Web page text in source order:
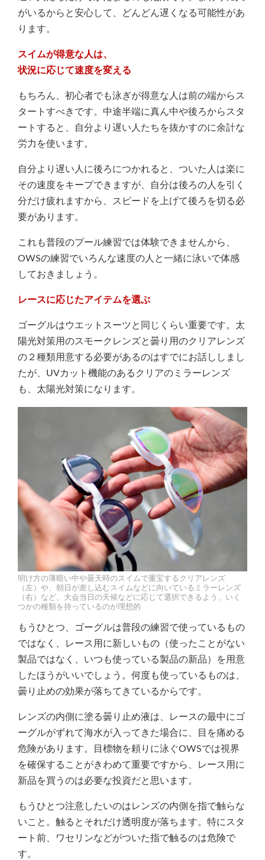
がいるからと安心して、どんどん遅くなる可能性があ
ります。
スイムが得意な人は、
状況に応じて速度を変える
もちろん、初心者でも泳ぎが得意な人は前の端からス
タートすべきです。中途半端に真ん中や後ろからスタ
ートすると、自分より遅い人たちを抜かすのに余計な
労力を使います。
自分より遅い人に後ろにつかれると、ついた人は楽に
その速度をキープできますが、自分は後ろの人を引く
分だけ疲れますから、スピードを上げて後ろを切る必
要があります。
これも普段のプール練習では体験できませんから、
OWSの練習でいろんな速度の人と一緒に泳いで体感
しておきましょう。
レースに応じたアイテムを選ぶ
ゴーグルはウエットスーツと同じくらい重要です。太
陽光対策用のスモークレンズと曇り用のクリアレンズ
の２種類用意する必要があるのはすでにお話ししまし
たが、UVカット機能のあるクリアのミラーレンズ
も、太陽光対策になります。
明け方の薄暗い中や曇天時のスイムで重宝するクリアレンズ
（左）や、朝日が差し込むスイムなどに向いているミラーレンズ
（右）など、大会当日の天候などに応じて選択できるよう、いく
つかの種類を持っているのが理想的
もうひとつ、ゴーグルは普段の練習で使っているもの
ではなく、レース用に新しいもの（使ったことがない
製品ではなく、いつも使っている製品の新品）を用意
したほうがいいでしょう。何度も使っているものは、
曇り止めの効果が落ちてきているからです。
レンズの内側に塗る曇り止め液は、レースの最中にゴ
ーグルがずれて海水が入ってきた場合に、目を痛める
危険があります。目標物を頼りに泳ぐOWSでは視界
を確保することがきわめて重要ですから、レース用に
新品を買うのは必要な投資だと思います。
もうひとつ注意したいのはレンズの内側を指で触らな
いこと。触るとそれだけ透明度が落ちます。特にスタ
ート前、ワセリンなどがついた指で触るのは危険で
す。